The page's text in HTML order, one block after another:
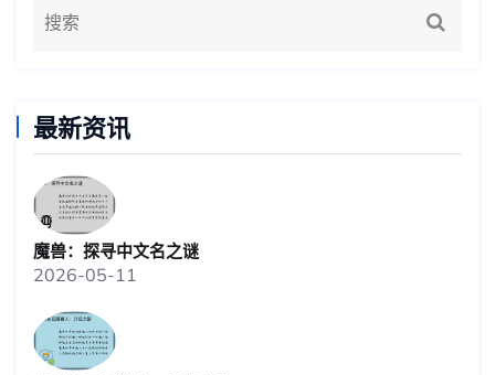
最新资讯
魔兽：探寻中文名之谜
2026-05-11